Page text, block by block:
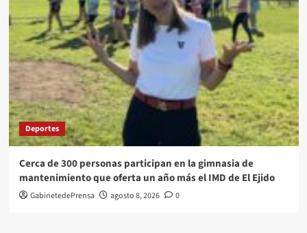
Deportes
Cerca de 300 personas participan en la gimnasia de
mantenimiento que oferta un año más el IMD de El Ejido
GabinetedePrensa agosto 8, 2026 0